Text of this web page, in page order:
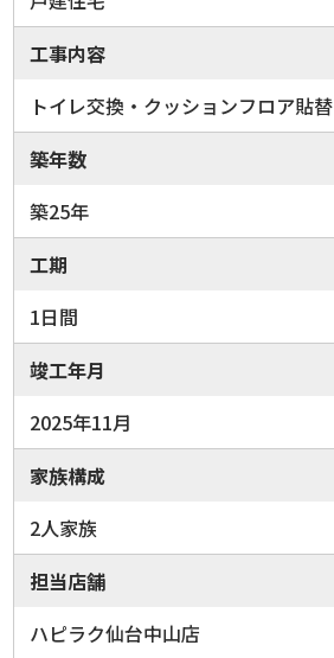
工事内容
トイレ交換・クッションフロア貼替
築年数
築25年
工期
1日間
竣工年月
2025年11月
家族構成
2人家族
担当店舗
ハピラク仙台中山店